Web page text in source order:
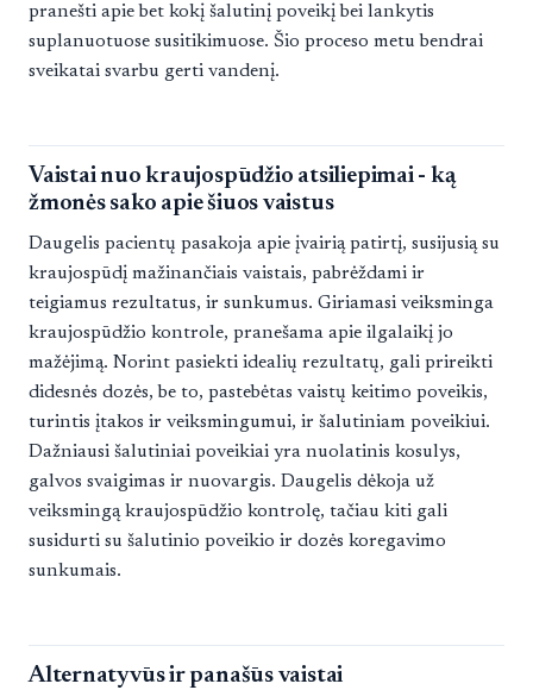
pranešti apie bet kokį šalutinį poveikį bei lankytis
suplanuotuose susitikimuose. Šio proceso metu bendrai
sveikatai svarbu gerti vandenį.
Vaistai nuo kraujospūdžio atsiliepimai - ką
žmonės sako apie šiuos vaistus
Daugelis pacientų pasakoja apie įvairią patirtį, susijusią su
kraujospūdį mažinančiais vaistais, pabrėždami ir
teigiamus rezultatus, ir sunkumus. Giriamasi veiksminga
kraujospūdžio kontrole, pranešama apie ilgalaikį jo
mažėjimą. Norint pasiekti idealių rezultatų, gali prireikti
didesnės dozės, be to, pastebėtas vaistų keitimo poveikis,
turintis įtakos ir veiksmingumui, ir šalutiniam poveikiui.
Dažniausi šalutiniai poveikiai yra nuolatinis kosulys,
galvos svaigimas ir nuovargis. Daugelis dėkoja už
veiksmingą kraujospūdžio kontrolę, tačiau kiti gali
susidurti su šalutinio poveikio ir dozės koregavimo
sunkumais.
Alternatyvūs ir panašūs vaistai